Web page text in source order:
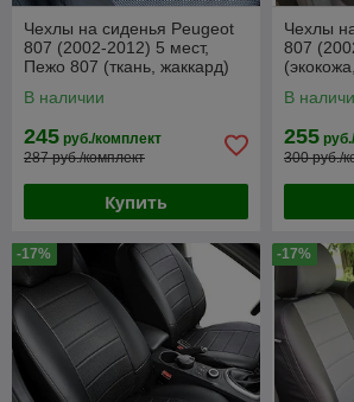
Чехлы на сиденья Peugeot
807 (2002-2012) 5 мест,
Пежо 807 (ткань, жаккард)
В наличии
245 руб./комплект
287 руб./комплект
Купить
Чехлы
807
В
255
300 руб./
-17% -17%